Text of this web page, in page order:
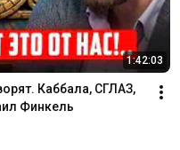
1:42:03
Каббала, СГЛАЗ,
Финкель